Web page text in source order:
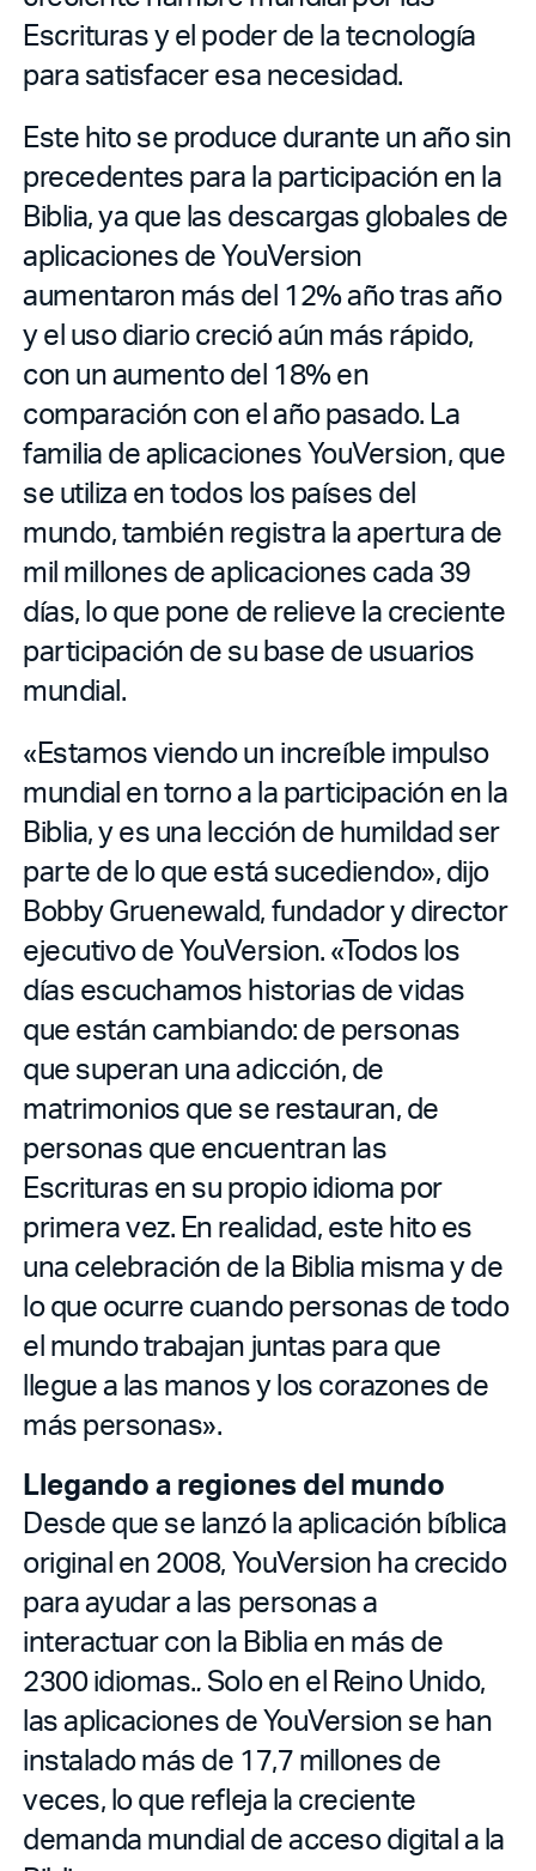
Escrituras y el poder de la tecnología
para satisfacer esa necesidad.
Este hito se produce durante un año sin
precedentes para la participación en la
Biblia, ya que las descargas globales de
aplicaciones de YouVersion
aumentaron más del 12% año tras año
y el uso diario creció aún más rápido,
con un aumento del 18% en
comparación con el año pasado. La
familia de aplicaciones YouVersion, que
se utiliza en todos los países del
mundo, también registra la apertura de
mil millones de aplicaciones cada 39
días, lo que pone de relieve la creciente
participación de su base de usuarios
mundial.
«Estamos viendo un increíble impulso
mundial en torno a la participación en la
Biblia, y es una lección de humildad ser
parte de lo que está sucediendo», dijo
Bobby Gruenewald, fundador y director
ejecutivo de YouVersion. «Todos los
días escuchamos historias de vidas
que están cambiando: de personas
que superan una adicción, de
matrimonios que se restauran, de
personas que encuentran las
Escrituras en su propio idioma por
primera vez. En realidad, este hito es
una celebración de la Biblia misma y de
lo que ocurre cuando personas de todo
el mundo trabajan juntas para que
llegue a las manos y los corazones de
más personas».
Llegando a regiones del mundo
Desde que se lanzó la aplicación bíblica
original en 2008, YouVersion ha crecido
para ayudar a las personas a
interactuar con la Biblia en más de
2300 idiomas..Solo en el Reino Unido,
las aplicaciones de YouVersion se han
instalado más de 17,7 millones de
veces, lo que refleja la creciente
demanda mundial de acceso digital a la